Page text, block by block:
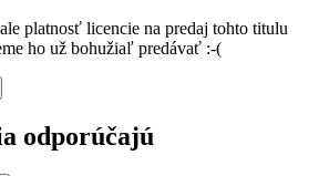
platnosť licencie na predaj tohto titulu
ho už bohužiaľ predávať :-(
odporúčajú